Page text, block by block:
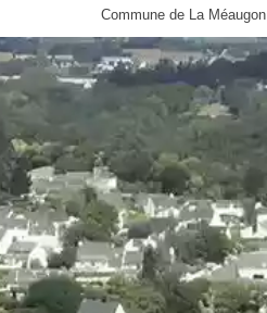
Commune de La Méaugon